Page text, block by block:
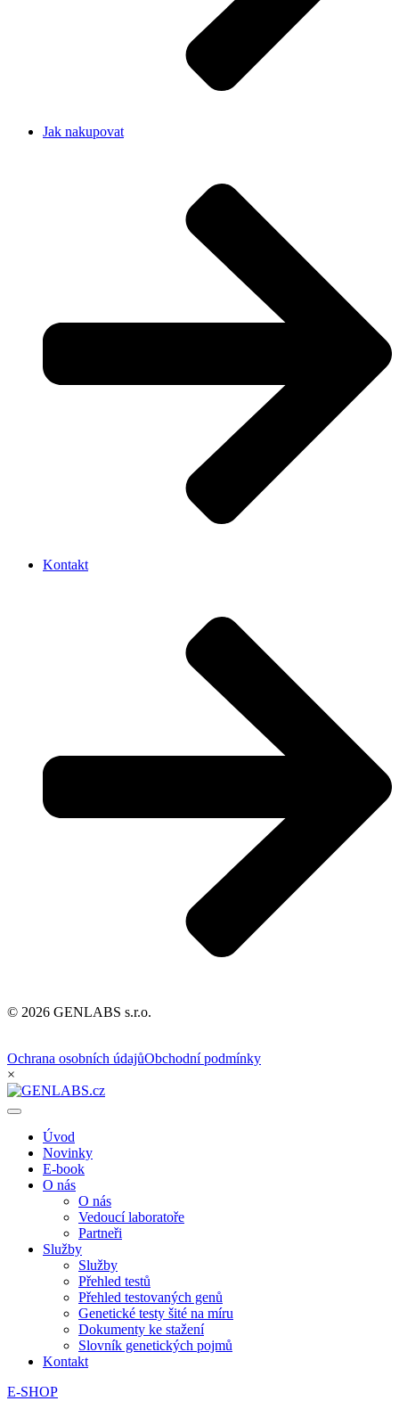
Jak nakupovat
Kontakt
© 2026 GENLABS s.r.o.
Ochrana osobních údajůObchodní podmínky
×
Úvod
Novinky
E-book
O nás
O nás
Vedoucí laboratoře
Partneři
Služby
Služby
Přehled testů
Přehled testovaných genů
Genetické testy šité na míru
Dokumenty ke stažení
Slovník genetických pojmů
Kontakt
E-SHOP